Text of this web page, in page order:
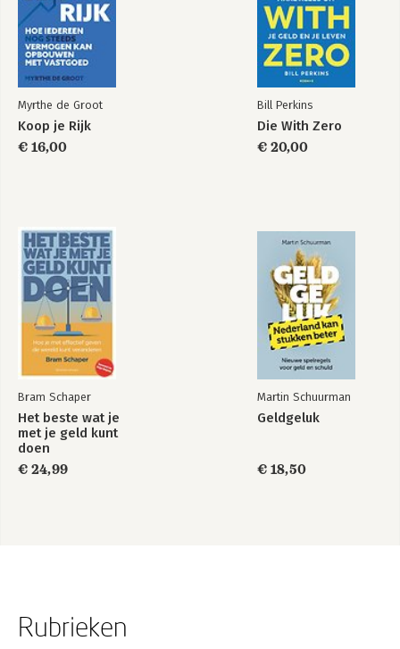
Over Benjamin Graham 309
Over John C. Bogle 311
Register 314
Myrthe de Groot
Koop je Rijk
€ 16,00
Bill Perkins
Die With Zero
€ 20,00
Bram Schaper
Het beste wat je
met je geld kunt
doen
€ 24,99
Martin Schuurman
Geldgeluk
€ 18,50
Rubrieken